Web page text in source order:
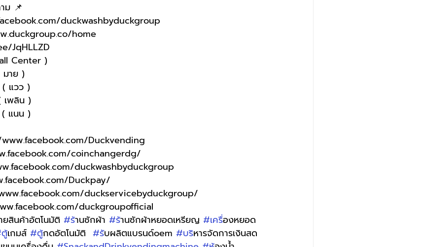
ม 📌
duckwashbyduckgroup
home
JqHLLZD
Center )
มาย )
( แวว )
เพลิน )
( แนน )
Duckvending
coinchangerdg/
duckwashbyduckgroup
Duckpay/
duckservicebyduckgroup/
duckgroupofficial
ยสินค้าอัตโนมัติ #ร้านซักผ้า #ร้านซักผ้าหยอดเหรียญ #เครื่องหยอด
ู้เกมส์ #ตู้กดอัตโนมัติ #รับผลิตแบรนด์oem #บริหารจัดการเงินสด